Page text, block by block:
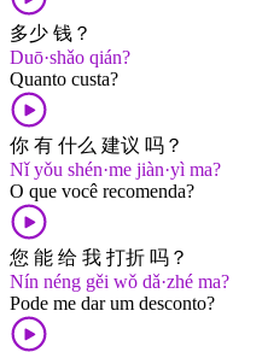
多少 钱？
Duō·shǎo qián?
Quanto custa?
你 有 什么 建议 吗？
Nǐ yǒu shén·me jiàn·yì ma?
O que você recomenda?
您 能 给 我 打折 吗？
Nín néng gěi wǒ dǎ·zhé ma?
Pode me dar um desconto?